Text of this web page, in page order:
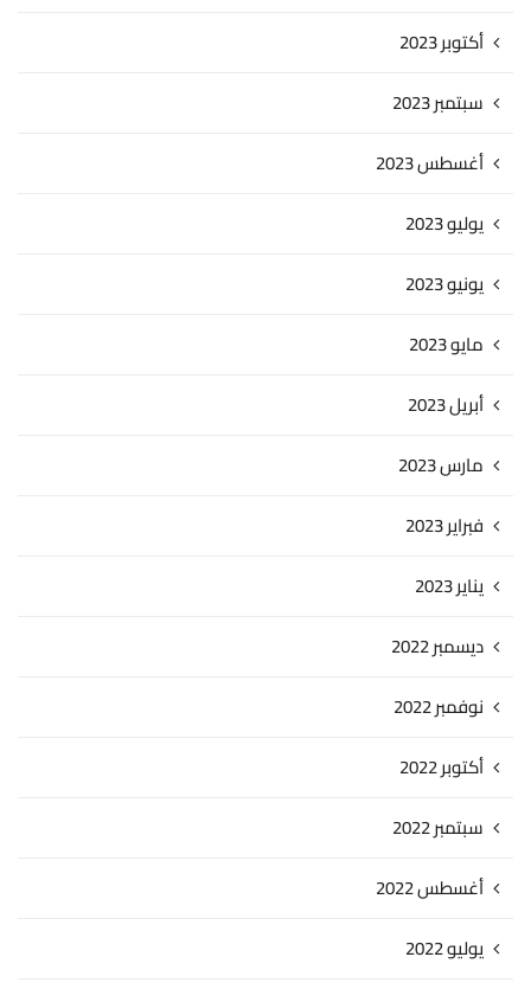
أكتوبر 2023
سبتمبر 2023
أغسطس 2023
يوليو 2023
يونيو 2023
مايو 2023
أبريل 2023
مارس 2023
فبراير 2023
يناير 2023
ديسمبر 2022
نوفمبر 2022
أكتوبر 2022
سبتمبر 2022
أغسطس 2022
يوليو 2022